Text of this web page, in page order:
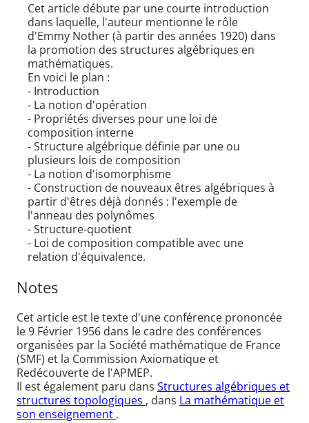
Cet article débute par une courte introduction
dans laquelle, l'auteur mentionne le rôle
d'Emmy Nother (à partir des années 1920) dans
la promotion des structures algébriques en
mathématiques.
En voici le plan :
- Introduction
- La notion d'opération
- Propriétés diverses pour une loi de
composition interne
- Structure algébrique définie par une ou
plusieurs lois de composition
- La notion d'isomorphisme
- Construction de nouveaux êtres algébriques à
partir d'êtres déjà donnés : l'exemple de
l'anneau des polynômes
- Structure-quotient
- Loi de composition compatible avec une
relation d'équivalence.
Notes
Cet article est le texte d'une conférence prononcée
le 9 Février 1956 dans le cadre des conférences
organisées par la Société mathématique de France
(SMF) et la Commission Axiomatique et
Redécouverte de l'APMEP.
Il est également paru dans Structures algébriques et
structures topologiques , dans La mathématique et
son enseignement .